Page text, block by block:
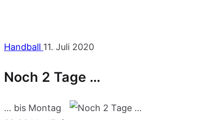
Handball 11. Juli 2020
Noch 2 Tage …
… bis Montag